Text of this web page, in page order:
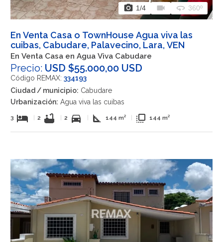
photo_camera 1/4 videocam 360 360º
En Venta Casa o TownHouse Agua viva las
cuibas, Cabudare, Palavecino, Lara, VEN
En Venta Casa en Agua Viva Cabudare
Precio: USD $55.000,00 USD
Código REMAX: 334193
Ciudad / municipio: Cabudare
Urbanización: Agua viva las cuibas
3 hotel 2 bathtub 2 directions_car square_foot 144 m² flip_to_front 144 m²